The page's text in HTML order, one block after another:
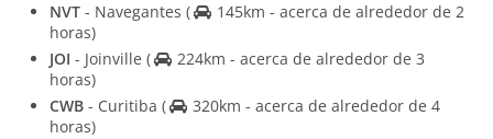
NVT - Navegantes (
145km - acerca de alrededor de 2
horas)
JOI - Joinville (
224km - acerca de alrededor de 3
horas)
CWB - Curitiba (
320km - acerca de alrededor de 4
horas)